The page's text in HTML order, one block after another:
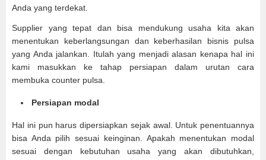
Anda yang terdekat.
Supplier yang tepat dan bisa mendukung usaha kita akan
menentukan keberlangsungan dan keberhasilan bisnis pulsa
yang Anda jalankan. Itulah yang menjadi alasan kenapa hal ini
kami masukkan ke tahap persiapan dalam urutan cara
membuka counter pulsa.
Persiapan modal
Hal ini pun harus dipersiapkan sejak awal. Untuk penentuannya
bisa Anda pilih sesuai keinginan. Apakah menentukan modal
sesuai dengan kebutuhan usaha yang akan dibutuhkan,